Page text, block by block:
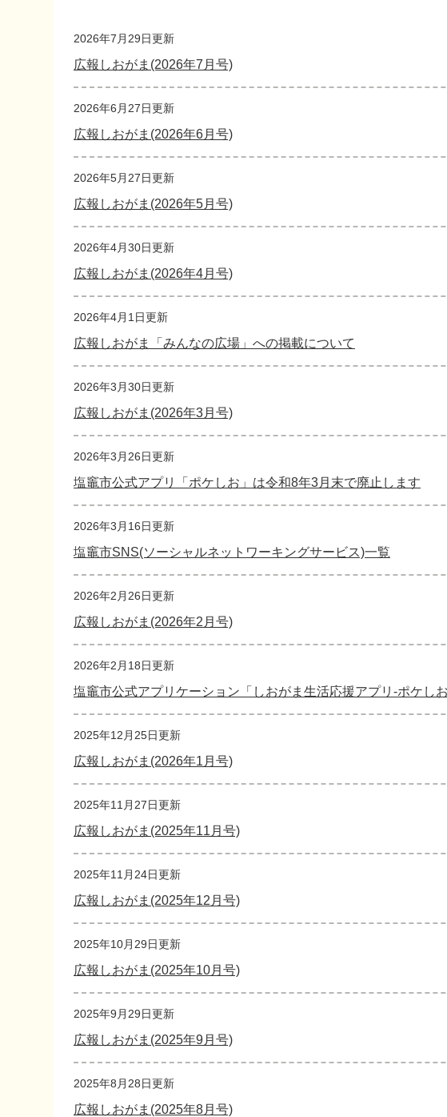
2026年7月29日更新
広報しおがま(2026年7月号)
2026年6月27日更新
広報しおがま(2026年6月号)
2026年5月27日更新
広報しおがま(2026年5月号)
2026年4月30日更新
広報しおがま(2026年4月号)
2026年4月1日更新
広報しおがま「みんなの広場」への掲載について
2026年3月30日更新
広報しおがま(2026年3月号)
2026年3月26日更新
塩竈市公式アプリ「ポケしお」は令和8年3月末で廃止します
2026年3月16日更新
塩竈市SNS(ソーシャルネットワーキングサービス)一覧
2026年2月26日更新
広報しおがま(2026年2月号)
2026年2月18日更新
塩竈市公式アプリケーション「しおがま生活応援アプリ-ポケしお
2025年12月25日更新
広報しおがま(2026年1月号)
2025年11月27日更新
広報しおがま(2025年11月号)
2025年11月24日更新
広報しおがま(2025年12月号)
2025年10月29日更新
広報しおがま(2025年10月号)
2025年9月29日更新
広報しおがま(2025年9月号)
2025年8月28日更新
広報しおがま(2025年8月号)